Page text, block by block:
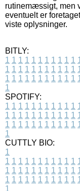
rutinemæssigt, men
eventuelt er
viste oplysninger.
BITLY:
1 1 1 1 1 1 1 1 1 1 1
1 1 1 1 1 1 1 1 1 1 1
1 1 1 1 1 1 1 1 1 1 1
1
SPOTIFY:
1 1 1 1 1 1 1 1 1 1 1
1 1 1 1 1 1 1 1 1 1 1
1 1 1 1 1 1 1 1 1 1 1
1
CUTTLY BIO:
1
1 1 1 1 1 1 1 1 1 1 1
1 1 1 1 1 1 1 1 1 1 1
1 1 1 1 1 1 1 1 1 1 1
1